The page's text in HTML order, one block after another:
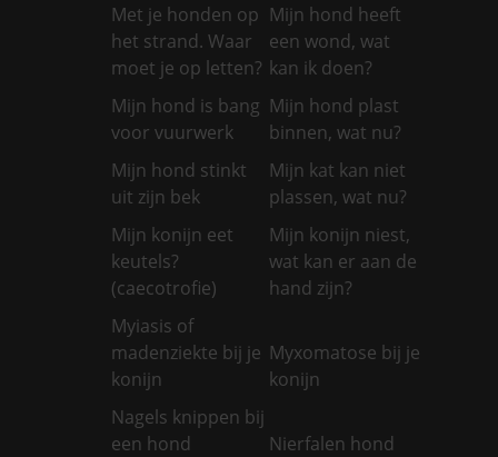
Met je honden op
het strand. Waar
moet je op letten?
Mijn hond heeft
een wond, wat
kan ik doen?
Mijn hond is bang
voor vuurwerk
Mijn hond plast
binnen, wat nu?
Mijn hond stinkt
uit zijn bek
Mijn kat kan niet
plassen, wat nu?
Mijn konijn eet
keutels?
(caecotrofie)
Mijn konijn niest,
wat kan er aan de
hand zijn?
Myiasis of
madenziekte bij je
konijn
Myxomatose bij je
konijn
Nagels knippen bij
een hond
Nierfalen hond